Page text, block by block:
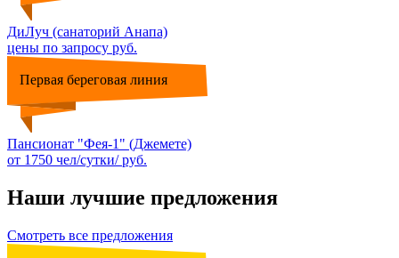
ДиЛуч (санаторий Анапа)
цены по запросу руб.
Первая береговая линия
Пансионат "Фея-1" (Джемете)
от 1750 чел/сутки/ руб.
Наши лучшие предложения
Смотреть все предложения